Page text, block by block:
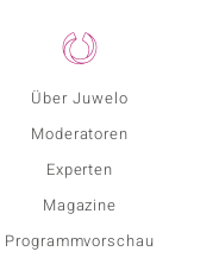
Über Juwelo
Moderatoren
Experten
Magazine
Programmvorschau